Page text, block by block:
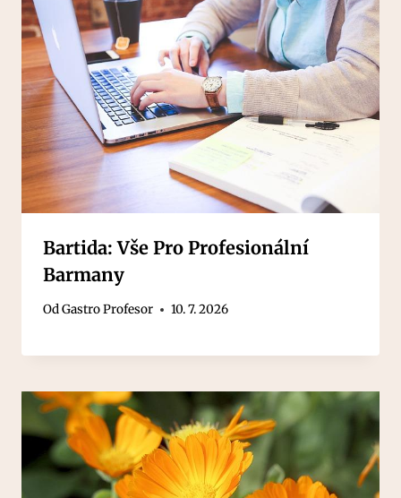
Bartida: Vše Pro Profesionální
Barmany
OdGastro Profesor 10. 7. 2026